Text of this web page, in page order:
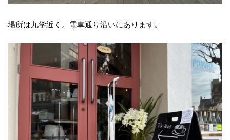
場所は九学近く。電車通り沿いにあります。